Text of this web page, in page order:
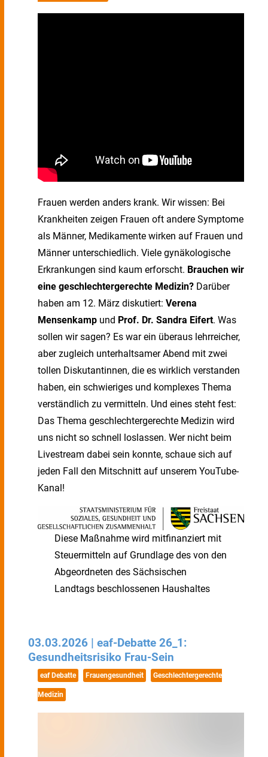
Frauen werden anders krank. Wir wissen: Bei
Krankheiten zeigen Frauen oft andere Symptome
als Männer, Medikamente wirken auf Frauen und
Männer unterschiedlich. Viele gynäkologische
Erkrankungen sind kaum erforscht. Brauchen wir
eine geschlechtergerechte Medizin? Darüber
haben am 12. März diskutiert: Verena
Mensenkamp und Prof. Dr. Sandra Eifert. Was
sollen wir sagen? Es war ein überaus lehrreicher,
aber zugleich unterhaltsamer Abend mit zwei
tollen Diskutantinnen, die es wirklich verstanden
haben, ein schwieriges und komplexes Thema
verständlich zu vermitteln. Und eines steht fest:
Das Thema geschlechtergerechte Medizin wird
uns nicht so schnell loslassen. Wer nicht beim
Livestream dabei sein konnte, schaue sich auf
jeden Fall den Mitschnitt auf unserem YouTube-
Kanal!
Diese Maßnahme wird mitfinanziert mit
Steuermitteln auf Grundlage des von den
Abgeordneten des Sächsischen
Landtags beschlossenen Haushaltes
03.03.2026 | eaf-Debatte 26_1:
Gesundheitsrisiko Frau-Sein
eaf Debatte Frauengesundheit Geschlechtergerechte
Medizin